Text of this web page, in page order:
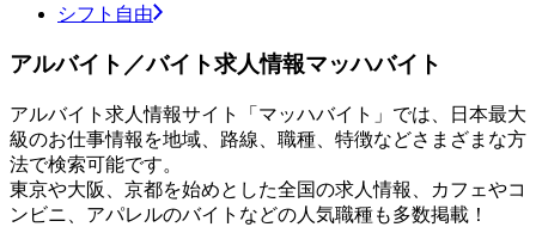
シフト自由
アルバイト／バイト求人情報マッハバイト
アルバイト求人情報サイト「マッハバイト」では、日本最大
級のお仕事情報を地域、路線、職種、特徴などさまざまな方
法で検索可能です。
東京や大阪、京都を始めとした全国の求人情報、カフェやコ
ンビニ、アパレルのバイトなどの人気職種も多数掲載！